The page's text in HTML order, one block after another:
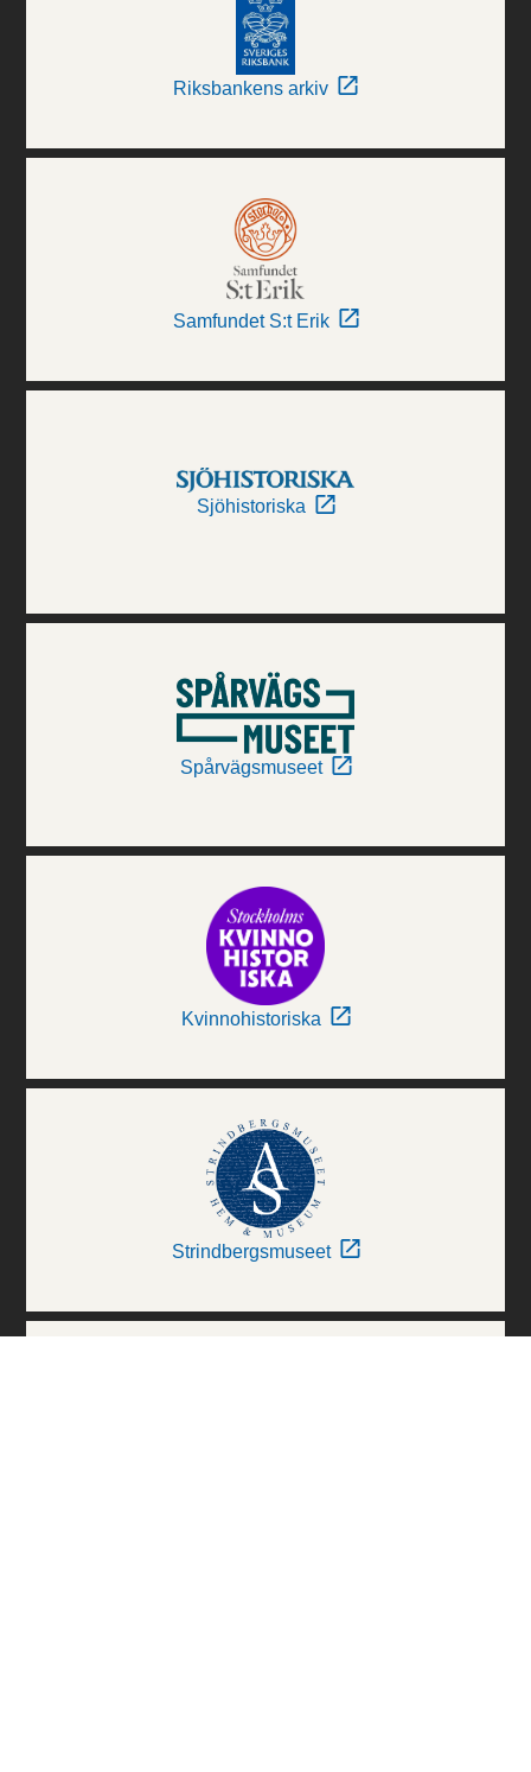
Riksbankens arkiv
Samfundet S:t Erik
Sjöhistoriska
Spårvägsmuseet
Kvinnohistoriska
Strindbergsmuseet